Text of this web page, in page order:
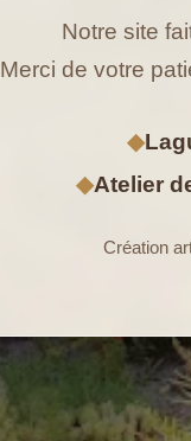
Notre site
Merci de votre
◆
◆Atelier
Création